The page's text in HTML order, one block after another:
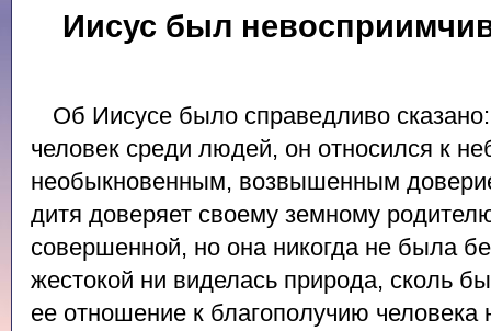
Иисус был
Об Иисусе было справедливо
человек среди людей, он относился к
необыкновенным, возвышенным
дитя доверяет своему земному
совершенной, но она никогда не была
жестокой ни виделась природа, сколь
ее отношение к благополучию